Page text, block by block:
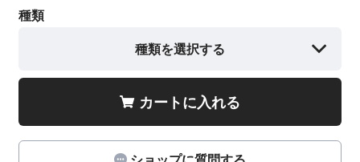
種類
種類を選択する
カートに入れる